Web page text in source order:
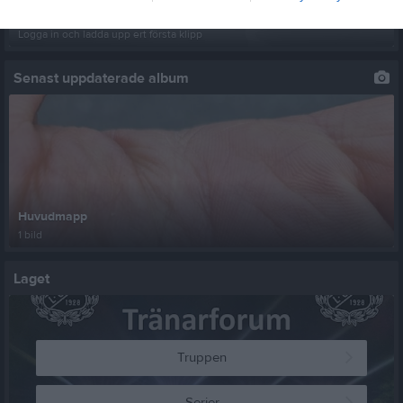
Logga in och ladda upp ert första klipp
Senast uppdaterade album
Huvudmapp
1 bild
Laget
Truppen